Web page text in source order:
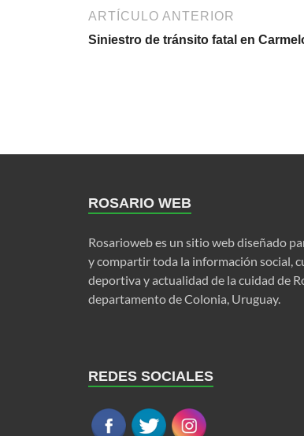
ARTÍCULO ANTERIOR
Siniestro de tránsito fatal en
ROSARIO WEB
Rosarioweb es un sitio web diseñado
y compartir toda la información social,
deportiva y actualidad de la cuidad de
departamento de Colonia, Uruguay.
REDES SOCIALES